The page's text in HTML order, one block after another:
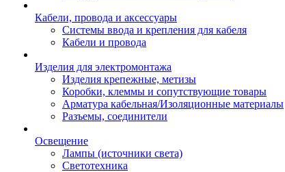
Кабели, провода и аксессуары
Системы ввода и крепления для кабеля
Кабели и провода
Изделия для электромонтажа
Изделия крепежные, метизы
Коробки, клеммы и сопутствующие товары
Арматура кабельная/Изоляционные материалы
Разъемы, соединители
Освещение
Лампы (источники света)
Светотехника